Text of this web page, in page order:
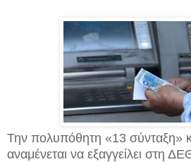
Την πολυπόθητη «13 σύνταξη»
αναμένεται να εξαγγείλει στη